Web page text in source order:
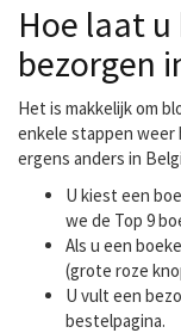
Hoe laat
bezorgen
Het is makkelijk om
enkele stappen weer
ergens anders in
U kiest een
we de Top 9
Als u een
(grote roze
U vult een
bestelpagina.